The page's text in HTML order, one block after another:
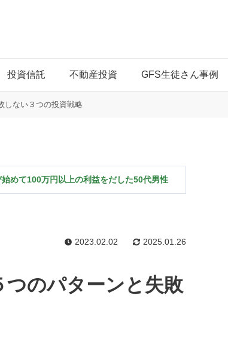
投資信託 不動産投資 GFS生徒さん事例
しない３つの投資戦略
めて100万円以上の利益をだした50代男性
2023.02.02 2025.01.26
のパターンと失敗